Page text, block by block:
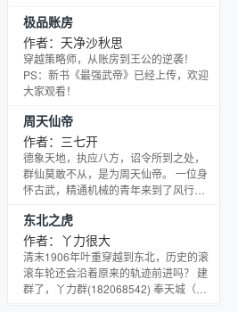
切，皆是他的，不容他人指染。
极品账房
作者：天净沙秋思
穿越策略师，从账房到王公的逆袭！
PS：新书《最强武帝》已经上传，欢迎
大家观看！
周天仙帝
作者：三七开
德象天地，执应八方，诏令所到之处，
群仙莫敢不从，是为周天仙帝。 一位身
怀古武，精通机械的青年来到了风行大
仅有世俗凡尘，还有仙门林立。 他不满
足于只做凡尘大帝，悍然踏上了周天仙
帝之路。
东北之虎
作者：丫力很大
清末1906年叶重穿越到东北，历史的滚
滚车轮还会沿着原来的轨迹前进吗？ 建
群了，丫力群(182068542) 奉天城（今